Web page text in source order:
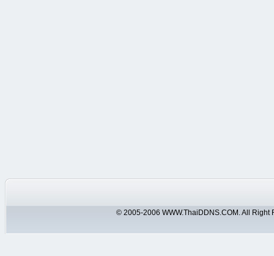
© 2005-2006 WWW.ThaiDDNS.COM. All Right